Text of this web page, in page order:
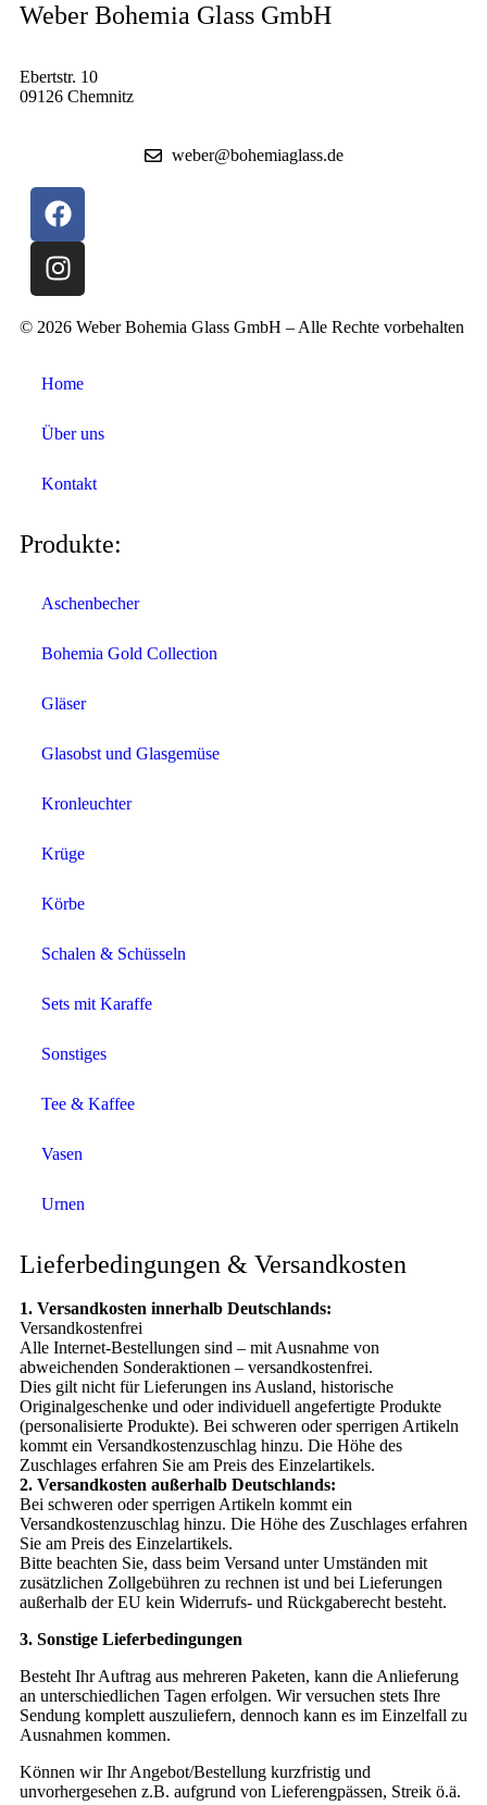
Weber Bohemia Glass GmbH
Ebertstr. 10
09126 Chemnitz
weber@bohemiaglass.de
© 2026 Weber Bohemia Glass GmbH – Alle Rechte vorbehalten
Home
Über uns
Kontakt
Produkte:
Aschenbecher
Bohemia Gold Collection
Gläser
Glasobst und Glasgemüse
Kronleuchter
Krüge
Körbe
Schalen & Schüsseln
Sets mit Karaffe
Sonstiges
Tee & Kaffee
Vasen
Urnen
Lieferbedingungen & Versandkosten
1. Versandkosten innerhalb Deutschlands:
Versandkostenfrei
Alle Internet-Bestellungen sind – mit Ausnahme von
abweichenden Sonderaktionen – versandkostenfrei.
Dies gilt nicht für Lieferungen ins Ausland, historische
Originalgeschenke und oder individuell angefertigte Produkte
(personalisierte Produkte). Bei schweren oder sperrigen Artikeln
kommt ein Versandkostenzuschlag hinzu. Die Höhe des
Zuschlages erfahren Sie am Preis des Einzelartikels.
2. Versandkosten außerhalb Deutschlands:
Bei schweren oder sperrigen Artikeln kommt ein
Versandkostenzuschlag hinzu. Die Höhe des Zuschlages erfahren
Sie am Preis des Einzelartikels.
Bitte beachten Sie, dass beim Versand unter Umständen mit
zusätzlichen Zollgebühren zu rechnen ist und bei Lieferungen
außerhalb der EU kein Widerrufs- und Rückgaberecht besteht.
3. Sonstige Lieferbedingungen
Besteht Ihr Auftrag aus mehreren Paketen, kann die Anlieferung
an unterschiedlichen Tagen erfolgen. Wir versuchen stets Ihre
Sendung komplett auszuliefern, dennoch kann es im Einzelfall zu
Ausnahmen kommen.
Können wir Ihr Angebot/Bestellung kurzfristig und
unvorhergesehen z.B. aufgrund von Lieferengpässen, Streik ö.ä.